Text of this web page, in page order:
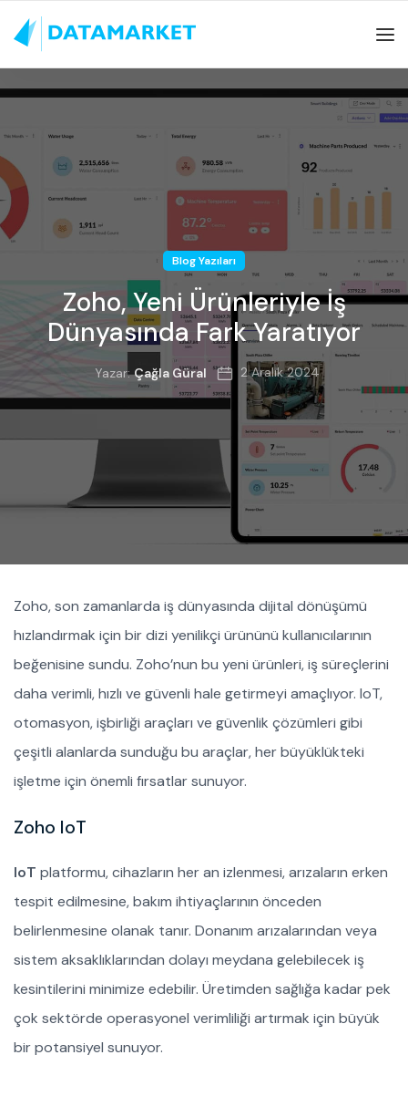
Blog Yazıları
Zoho, Yeni Ürünleriyle İş
Dünyasında Fark Yaratıyor
Yazar: Çağla Güral 2 Aralık 2024
Zoho, son zamanlarda iş dünyasında dijital dönüşümü
hızlandırmak için bir dizi yenilikçi ürününü kullanıcılarının
beğenisine sundu. Zoho’nun bu yeni ürünleri, iş süreçlerini
daha verimli, hızlı ve güvenli hale getirmeyi amaçlıyor. IoT,
otomasyon, işbirliği araçları ve güvenlik çözümleri gibi
çeşitli alanlarda sunduğu bu araçlar, her büyüklükteki
işletme için önemli fırsatlar sunuyor.
Zoho IoT
IoT platformu, cihazların her an izlenmesi, arızaların erken
tespit edilmesine, bakım ihtiyaçlarının önceden
belirlenmesine olanak tanır. Donanım arızalarından veya
sistem aksaklıklarından dolayı meydana gelebilecek iş
kesintilerini minimize edebilir. Üretimden sağlığa kadar pek
çok sektörde operasyonel verimliliği artırmak için büyük
bir potansiyel sunuyor.